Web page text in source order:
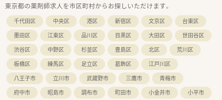
■在宅の営業は薬剤師とは別で専門部署があるため、営業活動が
苦手な方でも安心
■女性比率7割と女性が多く、カムバックパス制度（退職後に再度
入社できる制度）、保育費補助など働く女性を応援する環境が整
っています。
■ワークライフバランスを実現するために様々な勤務形態があ
ります。（正社員でもプライベート重視と年収重視と2種類）
■結婚や出産、その他の環境の変化に応じた希望の勤務形態を選
択する事が可能ですので、無理なく就業することが可能です。
■保育費補助制度があり、お子様のいらっしゃる社員のサポート
にも力を入れています。
東京都の薬剤師求人を市区町村からお探しいただけます。
千代田区 中央区 港区 新宿区 文京区
台東区
墨田区
江東区 品川区 目黒区 大田区
世田谷区
渋谷区
中野区 杉並区 豊島区 北区
荒川区
板橋区
練馬区 足立区 葛飾区
江戸川区
八王子市
立川市 武蔵野市 三鷹市
青梅市
府中市
昭島市 調布市 町田市 小金井市
小平市